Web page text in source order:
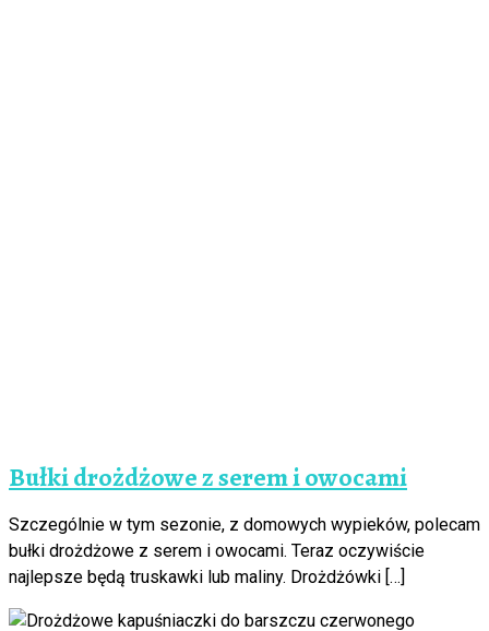
Bułki drożdżowe z serem i owocami
Szczególnie w tym sezonie, z domowych wypieków, polecam
bułki drożdżowe z serem i owocami. Teraz oczywiście
najlepsze będą truskawki lub maliny. Drożdżówki […]